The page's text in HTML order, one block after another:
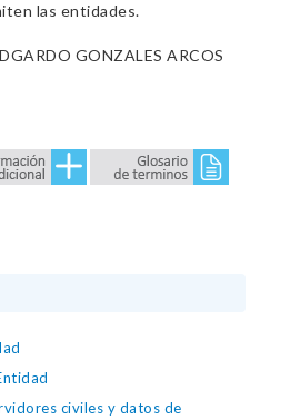
las entidades.
GONZALES ARCOS
civiles y datos de